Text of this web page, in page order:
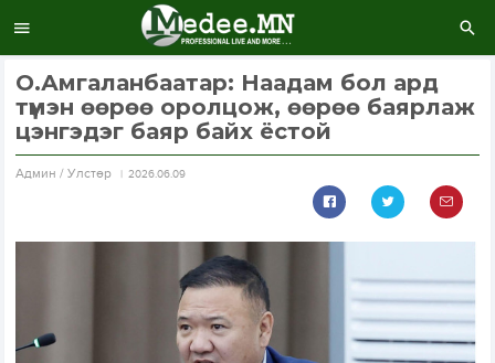
О.Амгаланбаатар: Наадам бол ард
түмэн өөрөө оролцож, өөрөө баярлаж
цэнгэдэг баяр байх ёстой
Aдмин / Улстөр 2026.06.09